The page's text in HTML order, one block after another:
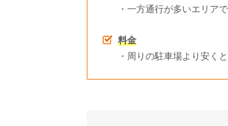
・一方通行が多いエリア
料金
・周りの駐車場より安くと